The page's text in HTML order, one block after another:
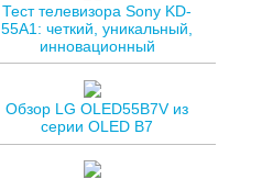
Тест телевизора Sony KD-
55A1: четкий, уникальный,
инновационный
Обзор LG OLED55B7V из
серии OLED B7